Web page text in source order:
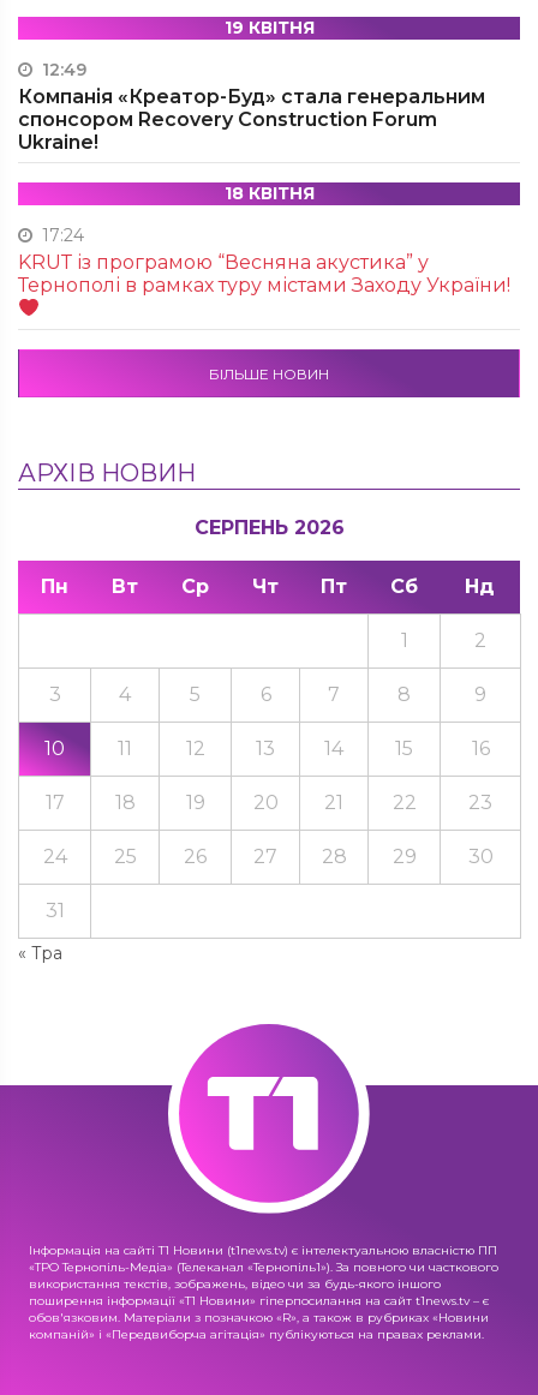
19 КВІТНЯ
12:49
Компанія «Креатор-Буд» стала генеральним
спонсором Recovery Construction Forum
Ukraine!
18 КВІТНЯ
17:24
KRUТ із програмою “Весняна акустика” у
Тернополі в рамках туру містами Заходу України!
БІЛЬШЕ НОВИН
АРХІВ НОВИН
СЕРПЕНЬ 2026
Пн Вт Ср Чт Пт Сб Нд
« Тра
1 2
3 4 5 6 7 8 9
10 11 12 13 14 15 16
17 18 19 20 21 22 23
24 25 26 27 28 29 30
31
Інформація на сайті Т1 Новини (t1news.tv) є інтелектуальною власністю ПП
«ТРО Тернопіль-Медіа» (Телеканал «Тернопіль1»). За повного чи часткового
використання текстів, зображень, відео чи за будь-якого іншого
поширення інформації «Т1 Новини» гіперпосилання на сайт t1news.tv – є
обов'язковим. Матеріали з позначкою «R», а також в рубриках «Новини
компаній» і «Передвиборча агітація» публікуються на правах реклами.